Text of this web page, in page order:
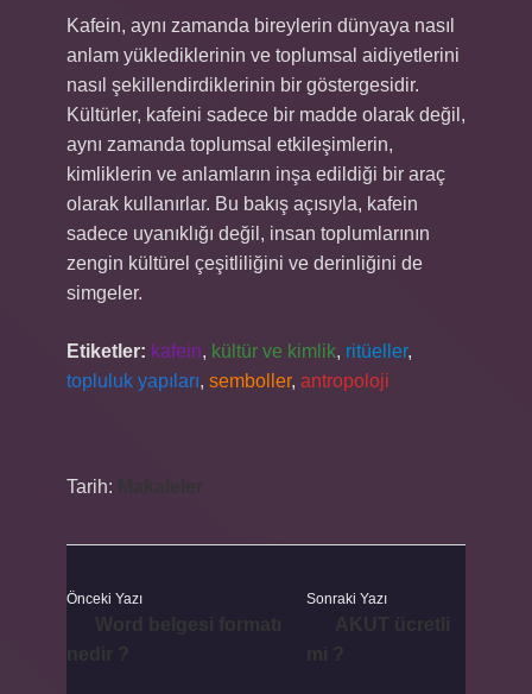
Kafein, aynı zamanda bireylerin dünyaya nasıl
anlam yüklediklerinin ve toplumsal aidiyetlerini
nasıl şekillendirdiklerinin bir göstergesidir.
Kültürler, kafeini sadece bir madde olarak değil,
aynı zamanda toplumsal etkileşimlerin,
kimliklerin ve anlamların inşa edildiği bir araç
olarak kullanırlar. Bu bakış açısıyla, kafein
sadece uyanıklığı değil, insan toplumlarının
zengin kültürel çeşitliliğini ve derinliğini de
simgeler.
Etiketler: kafein, kültür ve kimlik, ritüeller,
topluluk yapıları, semboller, antropoloji
Tarih:
Önceki Yazı Sonraki Yazı